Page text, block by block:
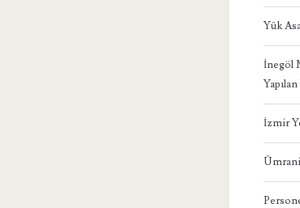
Yük
İnegöl
İzmir